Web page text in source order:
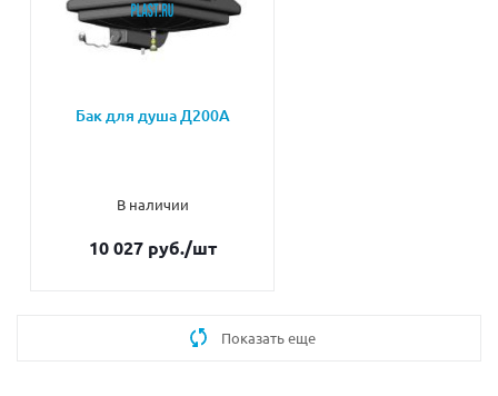
Бак для душа Д200А
В наличии
10 027 руб./шт
Показать еще